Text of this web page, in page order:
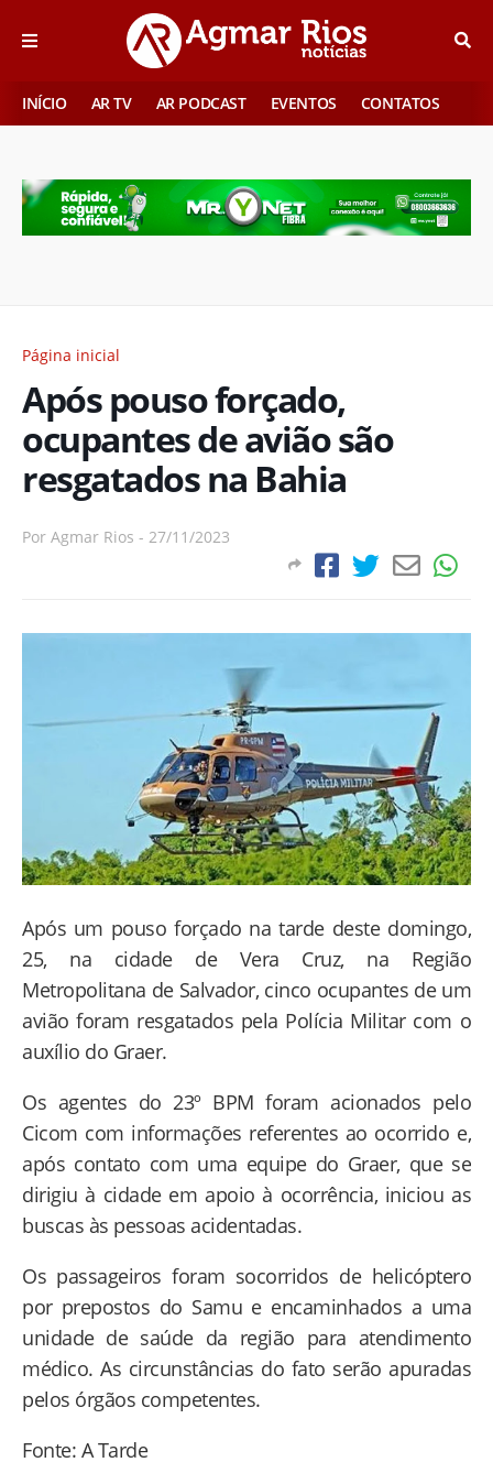
INÍCIO AR TV AR PODCAST EVENTOS CONTATOS
Página inicial
Após pouso forçado,
ocupantes de avião são
resgatados na Bahia
Por Agmar Rios - 27/11/2023
Após um pouso forçado na tarde deste domingo,
25, na cidade de Vera Cruz, na Região
Metropolitana de Salvador, cinco ocupantes de um
avião foram resgatados pela Polícia Militar com o
auxílio do Graer.
Os agentes do 23º BPM foram acionados pelo
Cicom com informações referentes ao ocorrido e,
após contato com uma equipe do Graer, que se
dirigiu à cidade em apoio à ocorrência, iniciou as
buscas às pessoas acidentadas.
Os passageiros foram socorridos de helicóptero
por prepostos do Samu e encaminhados a uma
unidade de saúde da região para atendimento
médico. As circunstâncias do fato serão apuradas
pelos órgãos competentes.
Fonte: A Tarde